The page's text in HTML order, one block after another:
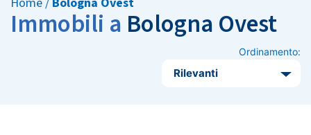
Immobili a Bologna Ovest
Ordinamento:
Rilevanti